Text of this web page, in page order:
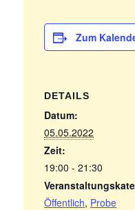
Zum
DETAILS
Datum:
05.05.2022
Zeit:
19:00 - 21:30
Öffentlich, Probe